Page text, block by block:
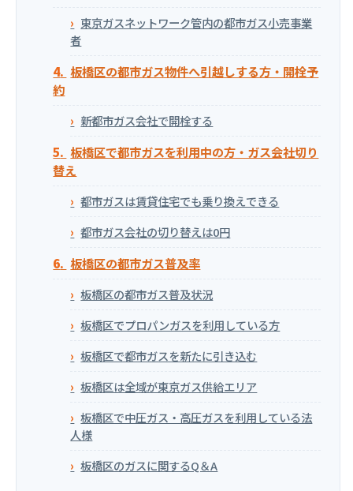
東京ガスネットワーク管内の都市ガス小売事業
者
板橋区の都市ガス物件へ引越しする方・開栓予
約
新都市ガス会社で開栓する
板橋区で都市ガスを利用中の方・ガス会社切り
替え
都市ガスは賃貸住宅でも乗り換えできる
都市ガス会社の切り替えは0円
板橋区の都市ガス普及率
板橋区の都市ガス普及状況
板橋区でプロパンガスを利用している方
板橋区で都市ガスを新たに引き込む
板橋区は全域が東京ガス供給エリア
板橋区で中圧ガス・高圧ガスを利用している法
人様
板橋区のガスに関するQ＆A